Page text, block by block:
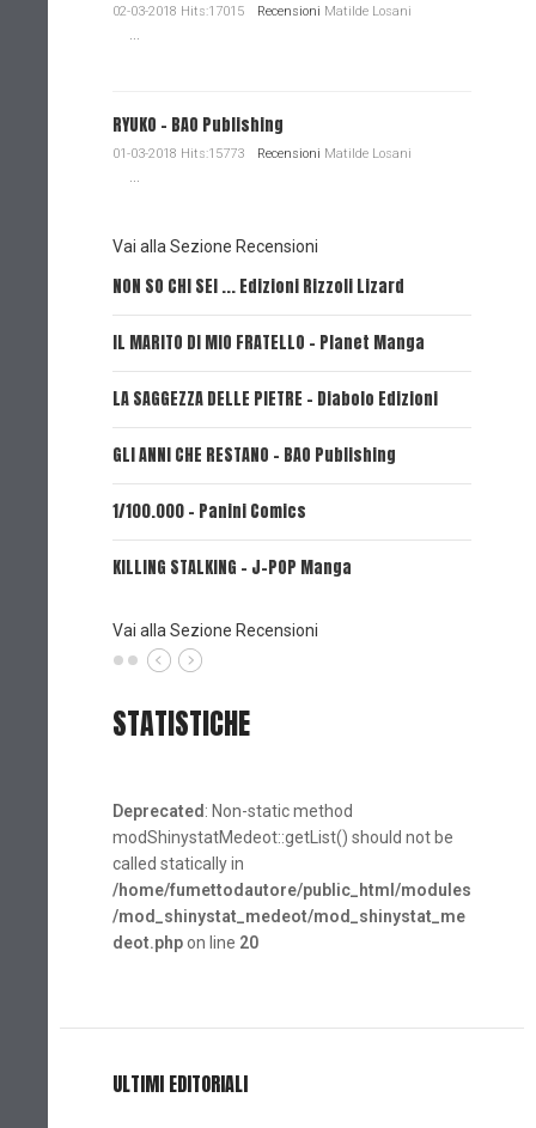
02-03-2018 Hits:17015 Recensioni Matilde Losani
...
RYUKO - BAO Publishing
01-03-2018 Hits:15773 Recensioni Matilde Losani
...
Vai alla Sezione Recensioni
NON SO CHI SEI ... Edizioni Rizzoli Lizard
IL MARITO DI MIO FRATELLO - Planet Manga
LA SAGGEZZA DELLE PIETRE - Diabolo Edizioni
GLI ANNI CHE RESTANO - BAO Publishing
1/100.000 - Panini Comics
KILLING STALKING - J-POP Manga
Vai alla Sezione Recensioni
STATISTICHE
Deprecated : Non-static method
modShinystatMedeot::getList() should not be
called statically in
/home/fumettodautore/public_html/modules
/mod_shinystat_medeot/mod_shinystat_me
deot.phpon line 20
ULTIMI EDITORIALI